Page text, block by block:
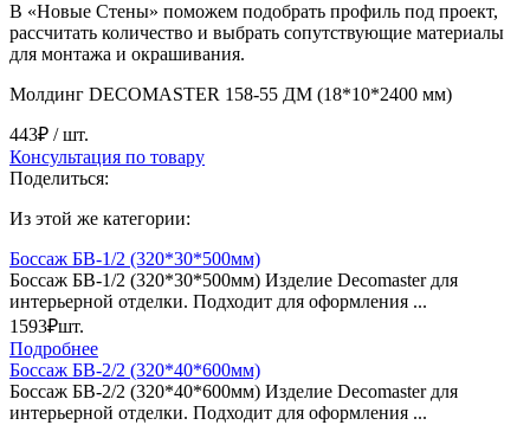
В «Новые Стены» поможем подобрать профиль под проект,
рассчитать количество и выбрать сопутствующие материалы
для монтажа и окрашивания.
Молдинг DECOMASTER 158-55 ДМ (18*10*2400 мм)
443₽ / шт.
Консультация по товару
Поделиться:
Из этой же категории:
Боссаж БВ-1/2 (320*30*500мм)
Боссаж БВ-1/2 (320*30*500мм) Изделие Decomaster для
интерьерной отделки. Подходит для оформления ...
1593₽шт.
Подробнее
Боссаж БВ-2/2 (320*40*600мм)
Боссаж БВ-2/2 (320*40*600мм) Изделие Decomaster для
интерьерной отделки. Подходит для оформления ...